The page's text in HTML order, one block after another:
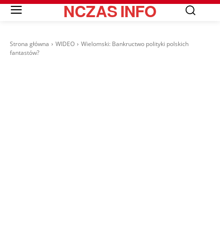
NCZASINFO
Strona główna WIDEO
Wielomski: Bankructwo polityki polskich
fantastów?